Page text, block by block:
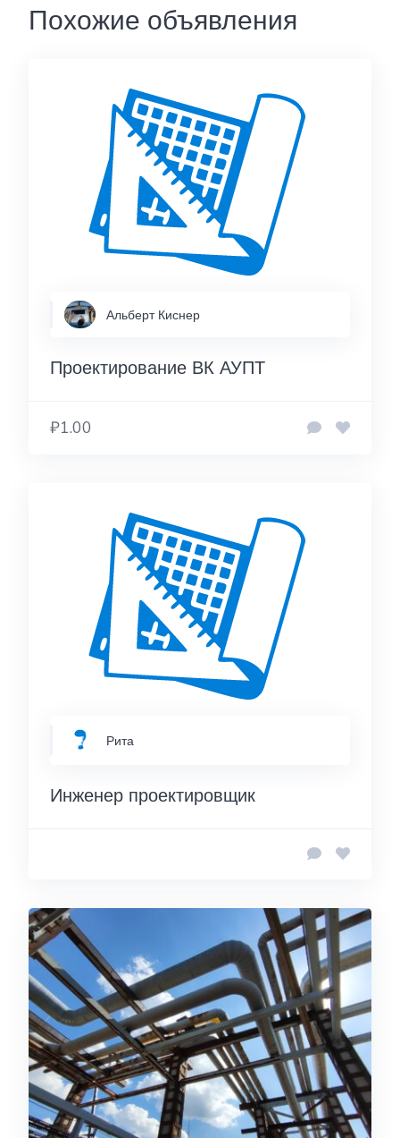
Похожие объявления
Альберт Киснер
Проектирование ВК АУПТ
₽1.00
Рита
Инженер проектировщик